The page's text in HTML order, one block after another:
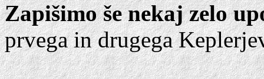
Zapišimo še nekaj zelo
prvega in drugega